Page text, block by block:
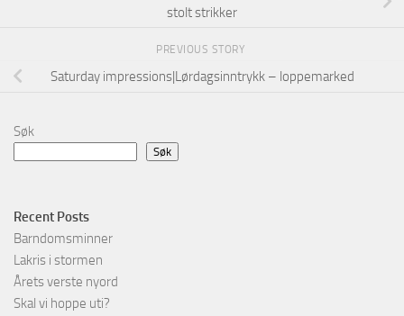
stolt strikker
PREVIOUS STORY
Saturday impressions|Lørdagsinntrykk – loppemarked
Søk
Søk
Recent Posts
Barndomsminner
Lakris i stormen
Årets verste nyord
Skal vi hoppe uti?